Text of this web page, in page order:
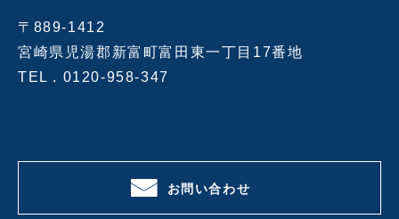
〒889-1412
宮崎県児湯郡新富町富田東一丁目17番地
TEL . 0120-958-347
お問い合わせ